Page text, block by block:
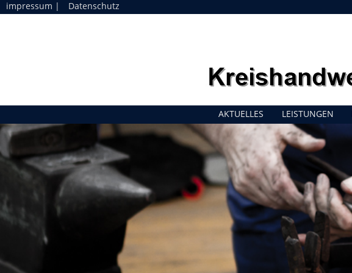
impressum | Datenschutz
AKTUELLES LEISTUNGEN